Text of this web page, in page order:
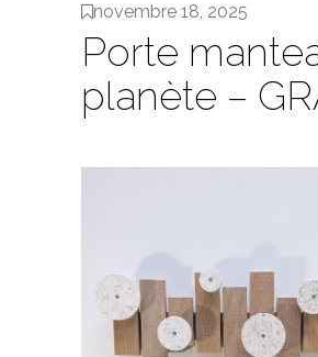
novembre 18, 2025
Porte
planète –